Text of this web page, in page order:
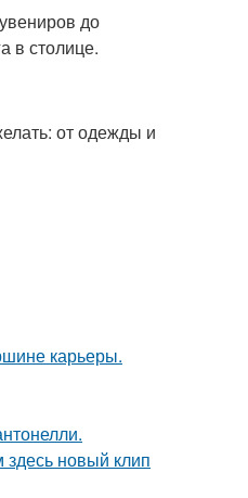
до
в столице.
от одежды и
карьеры.
новый клип